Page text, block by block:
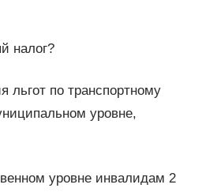
налог?
льгот по транспортному
уровне,
уровне инвалидам 2